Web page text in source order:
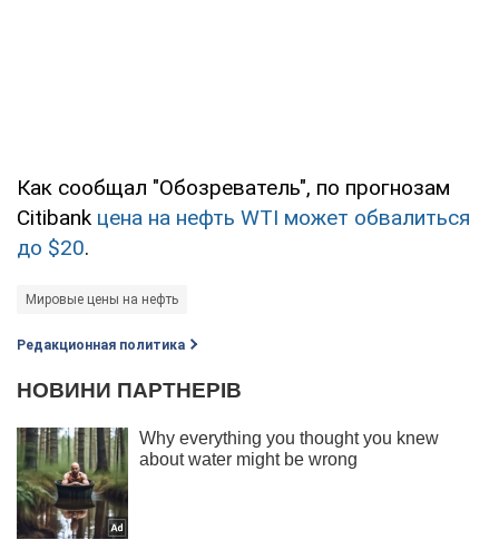
Как сообщал "Обозреватель", по прогнозам
Citibank цена на нефть WTI может обвалиться
до $20.
Мировые цены на нефть
Редакционная политика